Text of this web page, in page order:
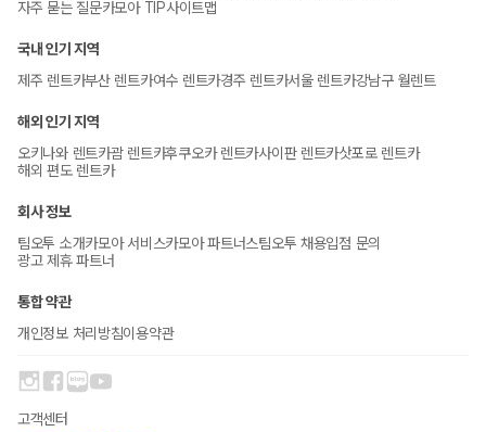
자주 묻는 질문카모아 TIP사이트맵
국내 인기 지역
제주 렌트카부산 렌트카여수 렌트카경주 렌트카서울 렌트카강남구 월렌트
해외 인기 지역
오키나와 렌트카괌 렌트카후쿠오카 렌트카사이판 렌트카삿포로 렌트카
해외 편도 렌트카
회사 정보
팀오투 소개카모아 서비스카모아 파트너스팀오투 채용입점 문의
광고 제휴 파트너
통합 약관
개인정보 처리방침이용약관
고객센터